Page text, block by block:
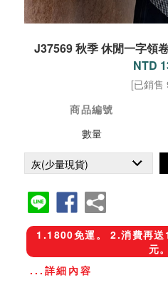
J37569 秋季 休閒一字領
NTD
[已銷售
商品編號
數量
1.1800免運。 2.消費再送
元。
...詳細內容